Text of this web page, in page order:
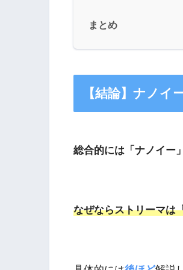
まとめ
【結論】ナノイ
総合的には「ナノイー
なぜならストリーマは